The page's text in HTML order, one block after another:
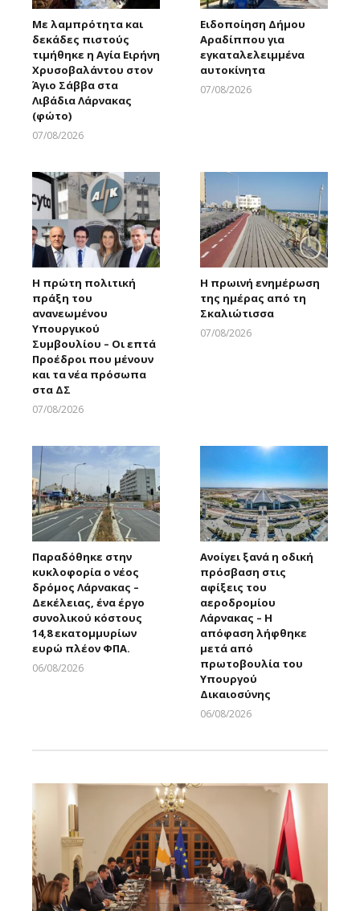
Με λαμπρότητα και
δεκάδες πιστούς
τιμήθηκε η Αγία Ειρήνη
Χρυσοβαλάντου στον
Άγιο Σάββα στα
Λιβάδια Λάρνακας
(φώτο)
07/08/2026
Ειδοποίηση Δήμου
Αραδίππου για
εγκαταλελειμμένα
αυτοκίνητα
07/08/2026
Η πρώτη πολιτική
πράξη του
ανανεωμένου
Υπουργικού
Συμβουλίου – Οι επτά
Προέδροι που μένουν
και τα νέα πρόσωπα
στα ΔΣ
07/08/2026
Η πρωινή ενημέρωση
της ημέρας από τη
Σκαλιώτισσα
07/08/2026
Παραδόθηκε στην
κυκλοφορία ο νέος
δρόμος Λάρνακας –
Δεκέλειας, ένα έργο
συνολικού κόστους
14,8 εκατομμυρίων
ευρώ πλέον ΦΠΑ.
06/08/2026
Ανοίγει ξανά η οδική
πρόσβαση στις
αφίξεις του
αεροδρομίου
Λάρνακας – Η
απόφαση λήφθηκε
μετά από
πρωτοβουλία του
Υπουργού
Δικαιοσύνης
06/08/2026